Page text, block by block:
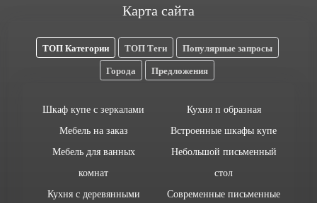
Карта сайта
ТОП Категории ТОП Теги
Популярные запросы
Города
Предложения
Шкаф купе с зеркалами
Мебель на заказ
Мебель для ванных
комнат
Кухня с деревянными
Кухня п образная
Встроенные шкафы купе
Небольшой письменный
стол
Современные письменные